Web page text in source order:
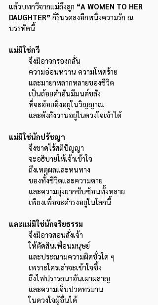
แล้วบทกวีจากแม่ถึงลูก “A WOMEN TO HER
DAUGHTER” ก็รินรดลงอีกหนึ่งความรัก ณ
บรรทัดนี้
แม่มิใช่กวี
	จึงมิอาจกรองกลั่น
	ความอ่อนหวาน ความโหดร้าย
	และมายาหลากหลายของชีวิต
	เป็นถ้อยคำอันมีมนต์ขลัง
	ที่จะอ้อยอิ่งอยู่ในวิญญาณ
	และดังกังวานอยู่ในดวงใจเจ้าได้
แม่มิใช่นักปรัชญา
	จึงขาดไร้สติปัญญา
	จะอธิบายให้เจ้าเข้าใจ
	ถึงเหตุผลและหนทาง
	ของทั้งชีวิตและความตาย
	และความยุ่งยากซับซ้อนทั้งหลาย
	เพียงเพื่อจะดำรงอยู่ในโลกนี้
และแม่มิใช่นักจริยธรรม
	จึงมิอาจสอนสั่งเจ้า
	ให้ตัดสินเพื่อนมนุษย์
	และประณามความผิดชั่วใด ๆ
	เพราะใครเล่าจะเข้าใจซึ้ง
	ถึงไฟปรารถนาอันเผาผลาญ
	และความเจ็บปวดทรมาน
	ในดวงใจผู้อื่นได้